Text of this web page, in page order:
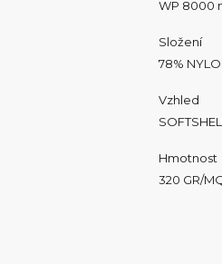
WP 8000
Složení
78%
Vzhled
Hmotnost
320 GR/